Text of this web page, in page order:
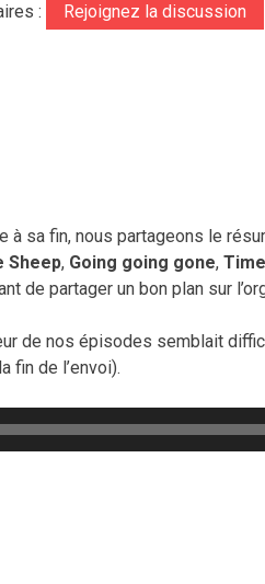
: Rejoignez la discussion
sa fin, nous partageons le
Sheep, Going going gone,
de partager un bon plan sur
de nos épisodes semblait
fin de l’envoi).